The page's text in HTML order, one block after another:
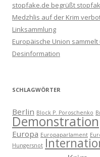
stopfake.de begrüßt
Medzhlis auf der Krim
Linksammlung
Europäische Union
Desinformation
SCHLAGWÖRTER
Berlin Block P. Poroschenko
Demonstration
Europa Europaparlament
Hungersnot